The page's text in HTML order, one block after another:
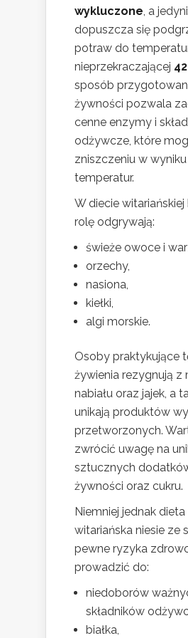
wykluczone, a
dopuszcza się
potraw do
nieprzekraczającej
sposób
żywności pozwala
cenne enzymy i
odżywcze, które
zniszczeniu w
temperatur.
W diecie
rolę odgrywają:
świeże owoce i
orzechy,
nasiona,
kiełki,
algi morskie.
Osoby praktykujące
żywienia rezygnują z
nabiału oraz jajek, a
unikają produktów
przetworzonych.
zwrócić uwagę na
sztucznych
żywności oraz cukru.
Niemniej jednak dieta
witariańska niesie ze
pewne ryzyka
prowadzić do:
niedoborów
składników
białka,